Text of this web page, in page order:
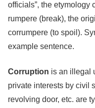
officials”, the etymology
rumpere (break), the
corrumpere (to spoil).
example sentence.
Corruption is an illegal
private interests by civil
revolving door, etc. are